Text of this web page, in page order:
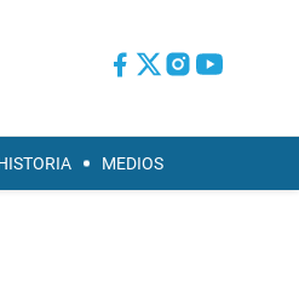
MEDIOS